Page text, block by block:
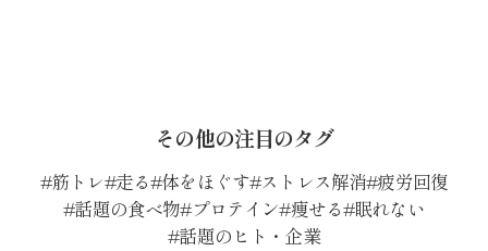
その他の注目のタグ
筋トレ 走る 体をほぐす ストレス解消 疲労回復
話題の食べ物 プロテイン 痩せる 眠れない
話題のヒト・企業